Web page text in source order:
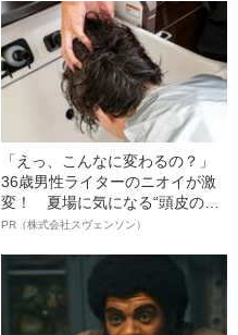
ー制圧と朝までのバイク暴走
「えっ、こんなに変わるの？」
36歳男性ライターのニオイが激
変！ 夏場に気になる“頭皮のニ
オイ”や“ベタつき”を解消す
ト”が生み出した徹底ケアとは
PR（株式会社スヴェンソン）